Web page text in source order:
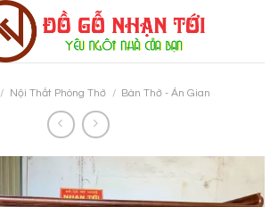
/ Nội Thất Phòng Thờ / Bàn Thờ - Án Gian